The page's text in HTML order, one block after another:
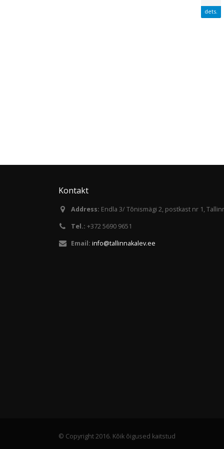
dets.
Kontakt
Address: Endla 3/ Tõnismägi 2, postkast nr 1,
Tel.: +372 5690 9651
Email: info@tallinnakalev.ee
© Copyright 2016. Kõik õigused kaitstud